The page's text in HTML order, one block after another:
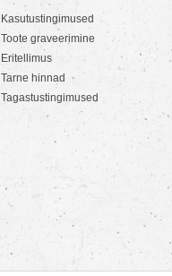
Kasutustingimused
Toote graveerimine
Eritellimus
Tarne hinnad
Tagastustingimused